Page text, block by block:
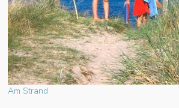
Am Strand